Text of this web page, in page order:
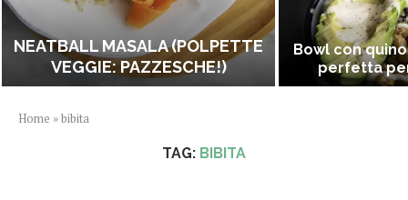
NEATBALL MASALA (POLPETTE
VEGGIE: PAZZESCHE!)
Bowl con
perfetta
Home »bibita
TAG: BIBITA